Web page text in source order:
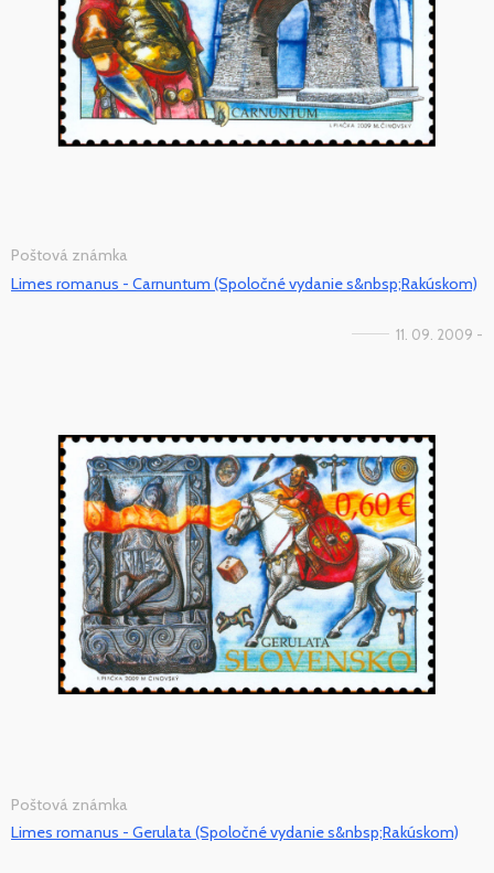
Poštová známka
Limes romanus - Carnuntum (Spoločné vydanie s&nbsp;Rakúskom)
11. 09. 2009 -
Poštová známka
Limes romanus - Gerulata (Spoločné vydanie s&nbsp;Rakúskom)